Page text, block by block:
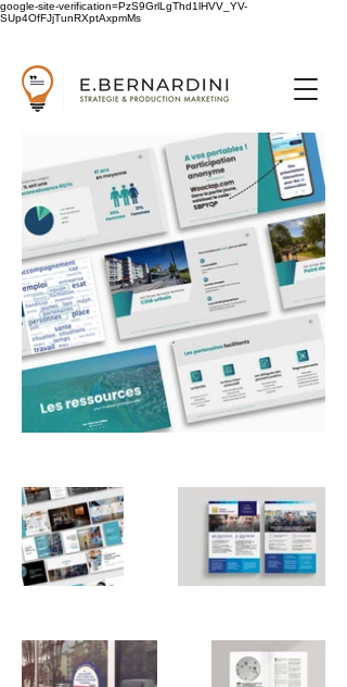
google-site-verification=PzS9GrlLgThd1lHVV_YV-
SUp4OfFJjTunRXptAxpmMs